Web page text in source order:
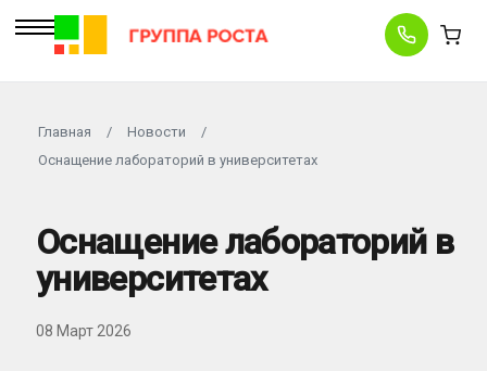
Главная / Новости
/
Оснащение лабораторий в университетах
Оснащение лабораторий в
университетах
08 Март 2026